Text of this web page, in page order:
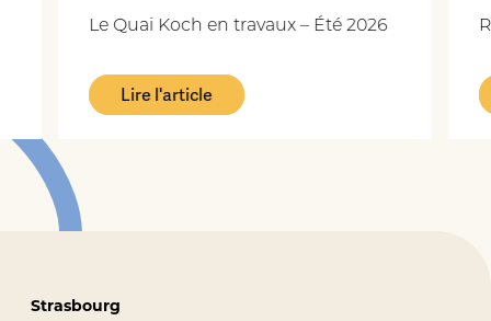
Le Quai Koch en travaux – Été 2026
Lire l'article
Strasbourg